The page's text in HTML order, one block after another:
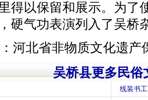
得以保留和展示。为了
硬气功表演列入了吴桥
河北省非物质文化遗产
吴桥县更多民俗
线装书